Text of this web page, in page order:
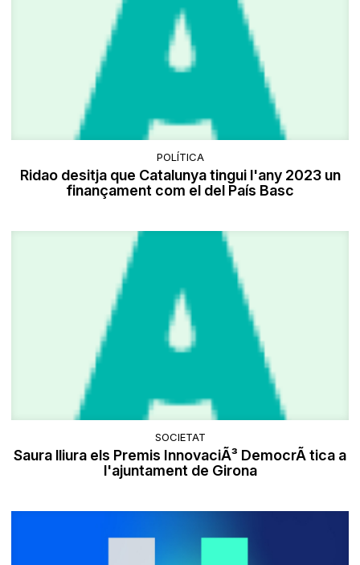
POLÍTICA
Ridao desitja que Catalunya tingui l'any 2023 un
finançament com el del País Basc
SOCIETAT
Saura lliura els Premis InnovaciÃ³ DemocrÃ tica a
l'ajuntament de Girona